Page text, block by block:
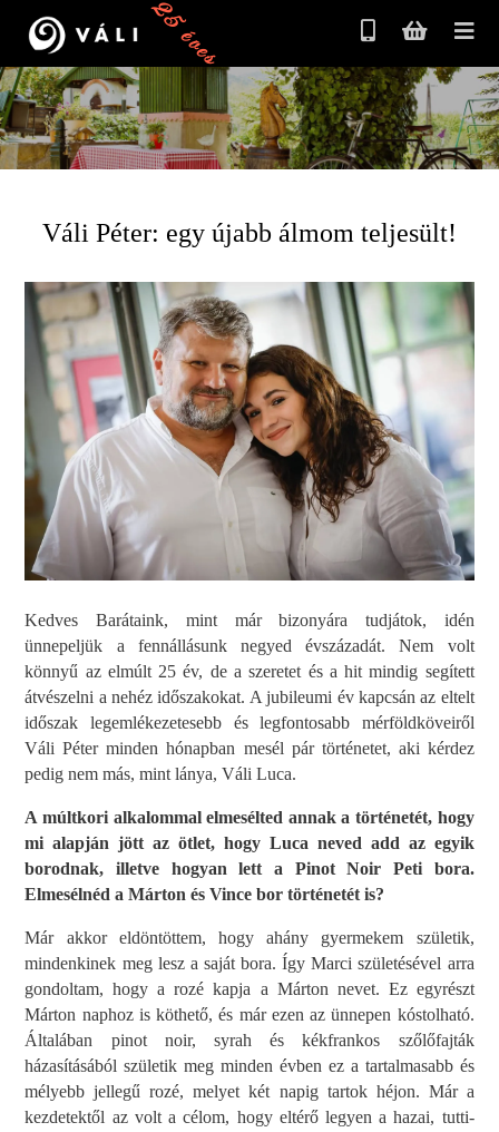
25 éves
Váli Péter: egy újabb álmom teljesült!
Kedves Barátaink, mint már bizonyára tudjátok, idén
ünnepeljük a fennállásunk negyed évszázadát. Nem volt
könnyű az elmúlt 25 év, de a szeretet és a hit mindig segített
átvészelni a nehéz időszakokat. A jubileumi év kapcsán az eltelt
időszak legemlékezetesebb és legfontosabb mérföldköveiről
Váli Péter minden hónapban mesél pár történetet, aki kérdez
pedig nem más, mint lánya, Váli Luca.
A múltkori alkalommal elmesélted annak a történetét, hogy
mi alapján jött az ötlet, hogy Luca neved add az egyik
borodnak, illetve hogyan lett a Pinot Noir Peti bora.
Elmesélnéd a Márton és Vince bor történetét is?
Már akkor eldöntöttem, hogy ahány gyermekem születik,
mindenkinek meg lesz a saját bora. Így Marci születésével arra
gondoltam, hogy a rozé kapja a Márton nevet. Ez egyrészt
Márton naphoz is köthető, és már ezen az ünnepen kóstolható.
Általában pinot noir, syrah és kékfrankos szőlőfajták
házasításából születik meg minden évben ez a tartalmasabb és
mélyebb jellegű rozé, melyet két napig tartok héjon. Már a
kezdetektől az volt a célom, hogy eltérő legyen a hazai, tutti-